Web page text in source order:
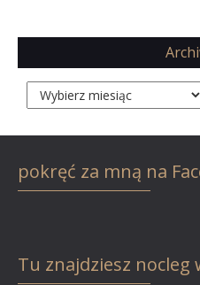
Archiwum
pokręć za mną na
Tu znajdziesz nocleg